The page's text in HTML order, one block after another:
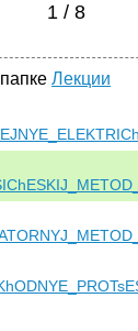
1 / 8
Лекции